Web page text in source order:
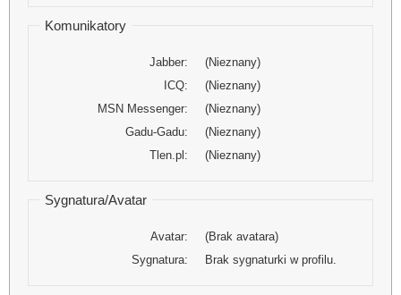
Komunikatory
Jabber:
(Nieznany)
ICQ:
(Nieznany)
MSN Messenger:
(Nieznany)
Gadu-Gadu:
(Nieznany)
Tlen.pl:
(Nieznany)
Sygnatura/Avatar
Avatar:
(Brak avatara)
Sygnatura:
Brak sygnaturki w profilu.